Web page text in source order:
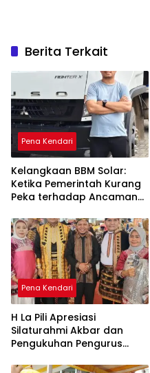
Berita Terkait
Pena Kendari
Kelangkaan BBM Solar:
Ketika Pemerintah Kurang
Peka terhadap Ancaman
Pena Kendari
H La Pili Apresiasi
Silaturahmi Akbar dan
Pengukuhan Pengurus